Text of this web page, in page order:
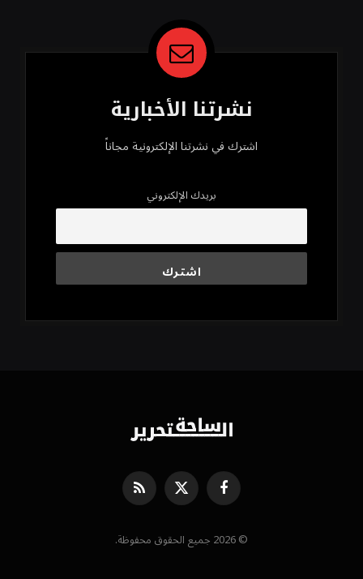
نشرتنا الأخبارية
اشترك في نشرتنا الإلكترونية مجاناً
بريدك الإلكتروني
فيسبوك X
(Twitter)
RSS
© 2026 جميع الحقوق محفوظة.